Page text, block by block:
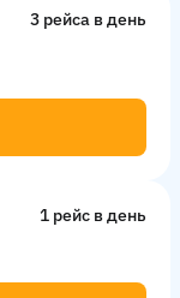
3 рейсa в день
1 рейс в день